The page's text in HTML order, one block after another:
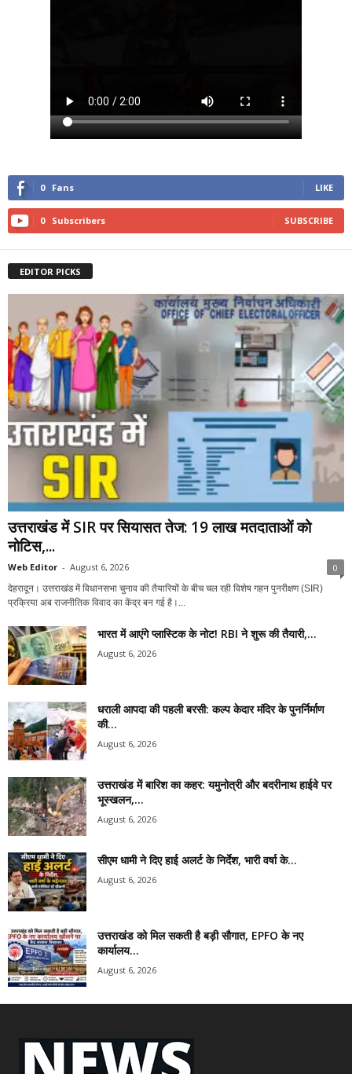
0 Fans LIKE
0 Subscribers SUBSCRIBE
EDITOR PICKS
उत्तराखंड में SIR पर सियासत तेज: 19 लाख मतदाताओं को
नोटिस,...
Web Editor - August 6, 2026 0
देहरादून। उत्तराखंड में विधानसभा चुनाव की तैयारियों के बीच चल रही विशेष गहन पुनरीक्षण (SIR)
प्रक्रिया अब राजनीतिक विवाद का केंद्र बन गई है।...
भारत में आएंगे प्लास्टिक के नोट! RBI ने शुरू की तैयारी,...
August 6, 2026
धराली आपदा की पहली बरसी: कल्प केदार मंदिर के पुनर्निर्माण
की...
August 6, 2026
उत्तराखंड में बारिश का कहर: यमुनोत्री और बदरीनाथ हाईवे पर
भूस्खलन,...
August 6, 2026
सीएम धामी ने दिए हाई अलर्ट के निर्देश, भारी वर्षा के...
August 6, 2026
उत्तराखंड को मिल सकती है बड़ी सौगात, EPFO के नए
कार्यालय...
August 6, 2026